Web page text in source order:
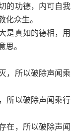
功德，内可自我
众生。
真如的德相，用
。
所以破除声闻乘
以破除声闻乘行
，所以破除声闻